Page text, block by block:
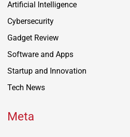
Artificial Intelligence
Cybersecurity
Gadget Review
Software and Apps
Startup and Innovation
Tech News
Meta